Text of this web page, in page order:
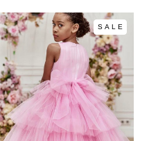
SALE